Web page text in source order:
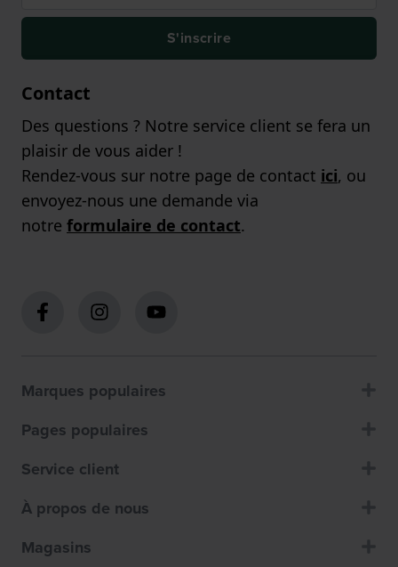
S'inscrire
Contact
Des questions ? Notre service client se fera un
plaisir de vous aider !
Rendez-vous sur notre page de contact ici, ou
envoyez-nous une demande via
notre formulaire de contact.
Marques populaires
Pages populaires
Service client
À propos de nous
Magasins